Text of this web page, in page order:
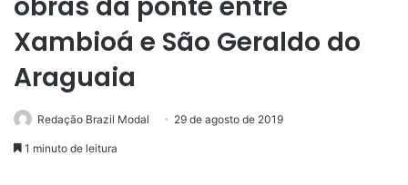
obras da ponte entre
Xambioá e São Geraldo do
Araguaia
Redação Brazil Modal 29 de agosto de 2019
1 minuto de leitura